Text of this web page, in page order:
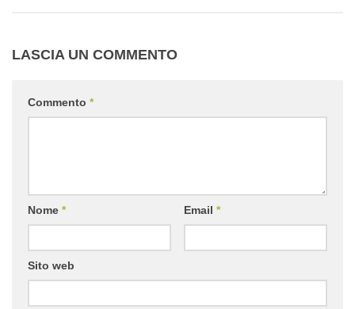
LASCIA UN COMMENTO
Commento *
Nome * Email *
Sito web